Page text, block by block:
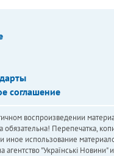
соглашение
воспроизведении
обязательна! Перепечатка,
иное использование
агентство "Українськi Новини"